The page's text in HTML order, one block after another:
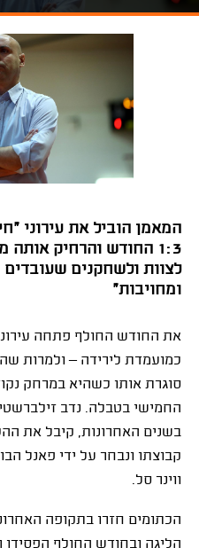
המאמן הוביל את עירוני
1:3 החודש והרחיק
לצוות ולשחקנים
ומחויבות"
את החודש החולף פתחה
כמועמדת לירידה – ולמרות
סוגרת אותו כשהיא במרחק
החמישי בטבלה. נדב
בשנים האחרונות, קיבל את
קבוצתו ונבחר על ידי פאנל
ווינר סל.
הכתומים חזרו בתקופה
הליגה ובחודש החולף